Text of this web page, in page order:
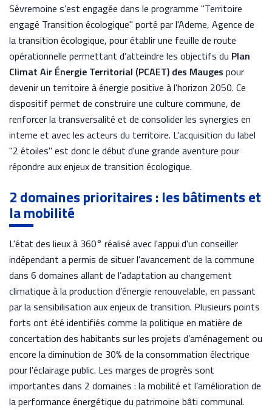
Sèvremoine s’est engagée dans le programme "Territoire
engagé Transition écologique" porté par l'Ademe, Agence de
la transition écologique, pour établir une feuille de route
opérationnelle permettant d’atteindre les objectifs du Plan
Climat Air Énergie Territorial (PCAET) des Mauges pour
devenir un territoire à énergie positive à l'horizon 2050. Ce
dispositif permet de construire une culture commune, de
renforcer la transversalité et de consolider les synergies en
interne et avec les acteurs du territoire. L'acquisition du label
"2 étoiles" est donc le début d'une grande aventure pour
répondre aux enjeux de transition écologique.
2 domaines prioritaires : les bâtiments et
la mobilité
L'état des lieux à 360° réalisé avec l'appui d'un conseiller
indépendant a permis de situer l'avancement de la commune
dans 6 domaines allant de l’adaptation au changement
climatique à la production d’énergie renouvelable, en passant
par la sensibilisation aux enjeux de transition. Plusieurs points
forts ont été identifiés comme la politique en matière de
concertation des habitants sur les projets d’aménagement ou
encore la diminution de 30% de la consommation électrique
pour l'éclairage public. Les marges de progrès sont
importantes dans 2 domaines : la mobilité et l’amélioration de
la performance énergétique du patrimoine bâti communal.